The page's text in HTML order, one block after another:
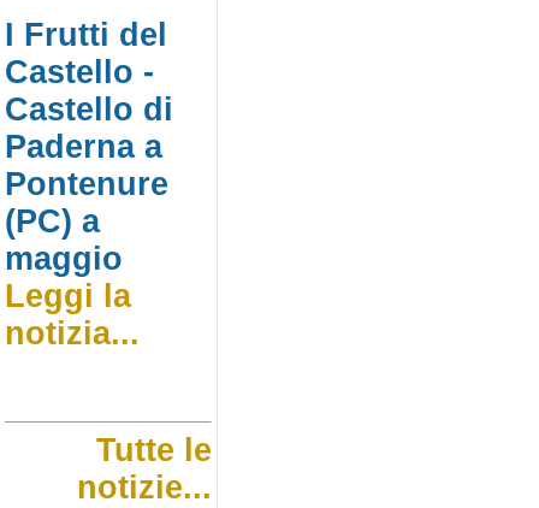
I Frutti del
Castello -
Castello di
Paderna a
Pontenure
(PC) a
maggio
Leggi la
notizia...
Tutte le
notizie...